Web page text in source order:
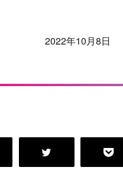
2022年10月8日